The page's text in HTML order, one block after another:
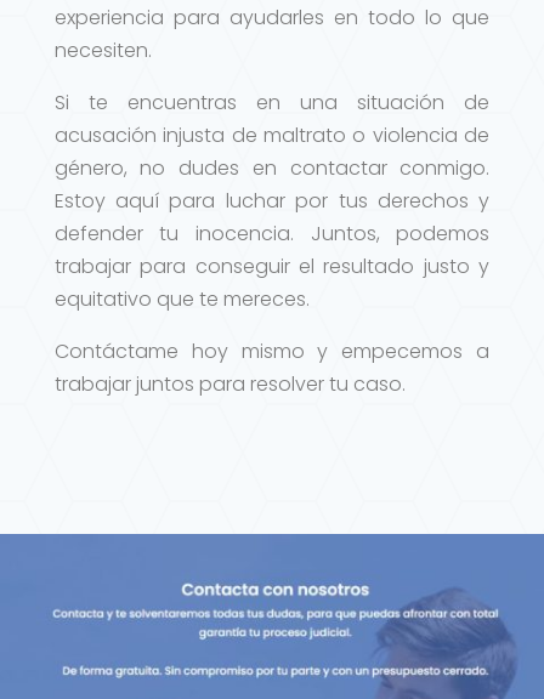
experiencia para ayudarles en todo lo que
necesiten.
Si te encuentras en una situación de
acusación injusta de maltrato o violencia de
género, no dudes en contactar conmigo.
Estoy aquí para luchar por tus derechos y
defender tu inocencia. Juntos, podemos
trabajar para conseguir el resultado justo y
equitativo que te mereces.
Contáctame hoy mismo y empecemos a
trabajar juntos para resolver tu caso.